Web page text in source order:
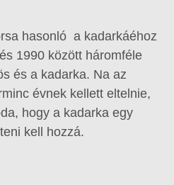
hasonló a kadarkáéhoz
1990 között háromféle
és a kadarka. Na az
évnek kellett eltelnie,
hogy a kadarka egy
kell hozzá.